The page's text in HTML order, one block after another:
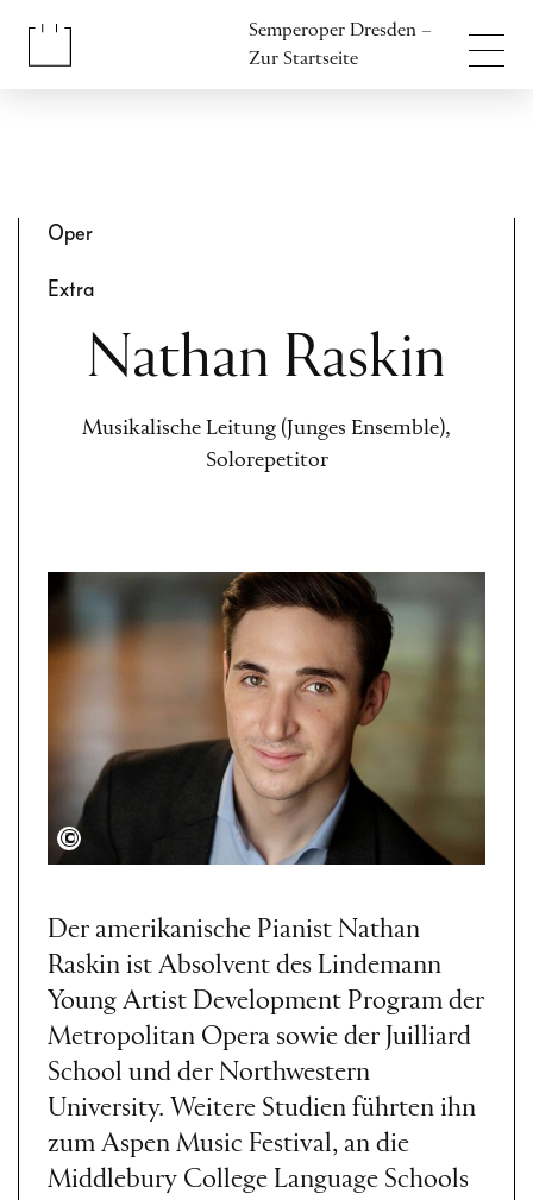
Semperoper Dresden –
Zur Startseite
Oper
Extra
Nathan Raskin
Musikalische Leitung (Junges Ensemble),
Solorepetitor
Der amerikanische Pianist Nathan
Raskin ist Absolvent des Lindemann
Young Artist Development Program der
Metropolitan Opera sowie der Juilliard
School und der Northwestern
University. Weitere Studien führten ihn
zum Aspen Music Festival, an die
Middlebury College Language Schools